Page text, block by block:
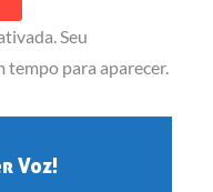
Seu
para aparecer.
Voz!